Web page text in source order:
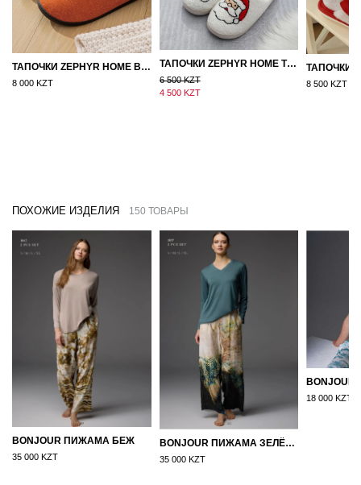
ТАПОЧКИ ZEPHYR HOME ВОЙЛОК ОРАНЖЕВЫЙ
8 000 KZT
ТАПОЧКИ ZEPHYR HOME ТЕДДИ ДЕД МОРОЗ NEW
6 500 KZT
4 500 KZT
8 500 KZT
ПОХОЖИЕ ИЗДЕЛИЯ 150 ТОВАРЫ
BONJOUR ПИЖАМА БЕЖ
35 000 KZT
BONJOUR ПИЖАМА ЗЕЛЁНЫЙ
35 000 KZT
18 000 KZT